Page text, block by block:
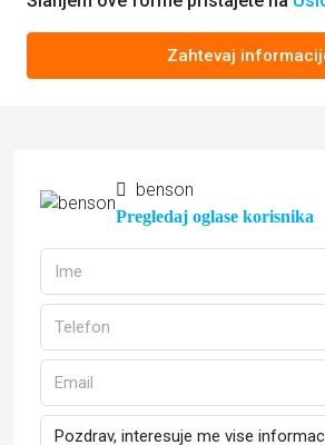
Zahtevaj
benson
Pregledaj oglase korisnika